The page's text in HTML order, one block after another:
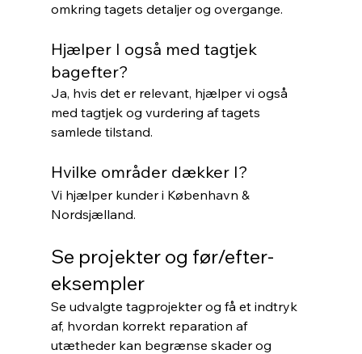
omkring tagets detaljer og overgange.
Hjælper I også med tagtjek
bagefter?
Ja, hvis det er relevant, hjælper vi også
med tagtjek og vurdering af tagets
samlede tilstand.
Hvilke områder dækker I?
Vi hjælper kunder i København &
Nordsjælland.
Se projekter og før/efter-
eksempler
Se udvalgte tagprojekter og få et indtryk
af, hvordan korrekt reparation af
utætheder kan begrænse skader og